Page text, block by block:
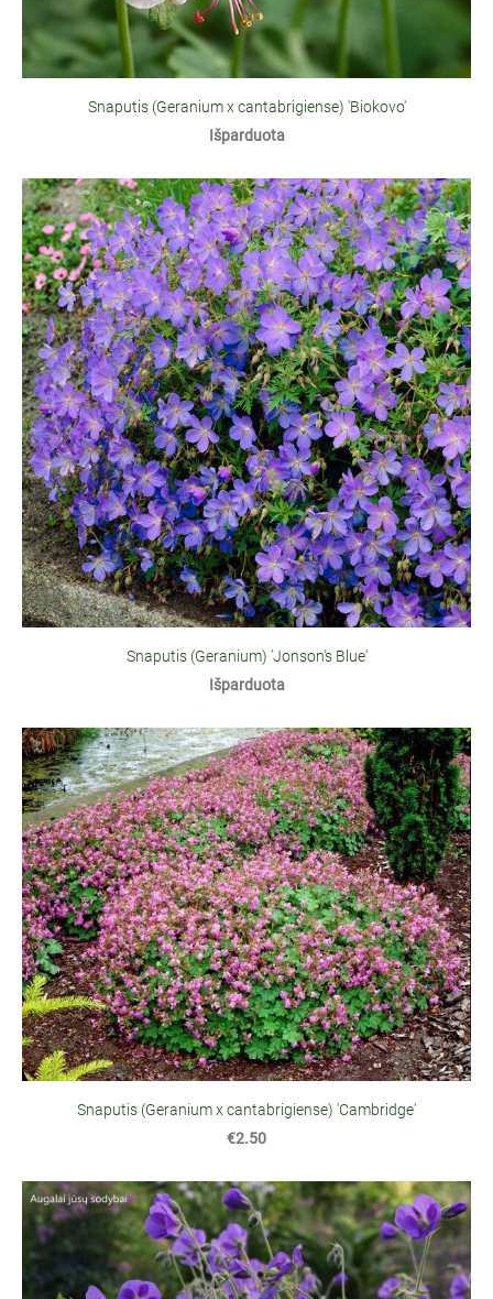
Snaputis (Geranium x cantabrigiense) 'Biokovo'
Išparduota
Snaputis (Geranium) 'Jonson's Blue'
Išparduota
Snaputis (Geranium x cantabrigiense) 'Cambridge'
€2.50